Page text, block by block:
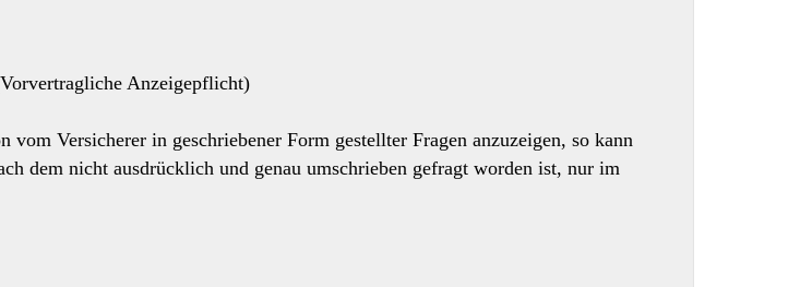
Anzeigepflicht)
vom Versicherer in geschriebener Form gestellter Fragen anzuzeigen, so kann
dem nicht ausdrücklich und genau umschrieben gefragt worden ist, nur im